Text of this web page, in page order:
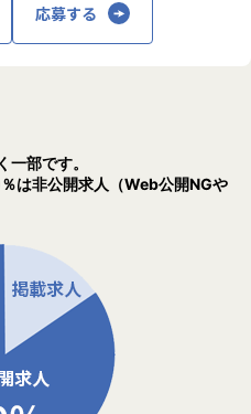
応募する
部です。
は非公開求人（Web公開NGや